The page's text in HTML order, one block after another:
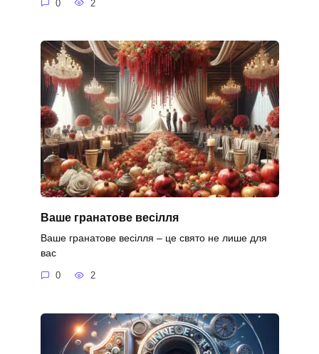
0 2
Ваше гранатове весілля
Ваше гранатове весілля – це свято не лише для
вас
0 2